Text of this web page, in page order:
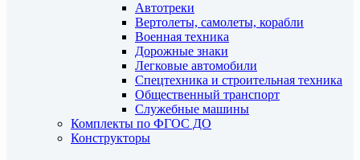
Автотреки
Вертолеты, самолеты, корабли
Военная техника
Дорожные знаки
Легковые автомобили
Спецтехника и строительная техника
Общественный транспорт
Служебные машины
Комплекты по ФГОС ДО
Конструкторы